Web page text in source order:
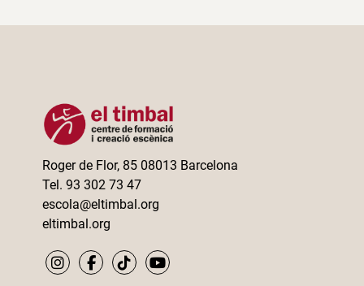
Roger de Flor, 85 08013 Barcelona
Tel. 93 302 73 47
escola@eltimbal.org
eltimbal.org